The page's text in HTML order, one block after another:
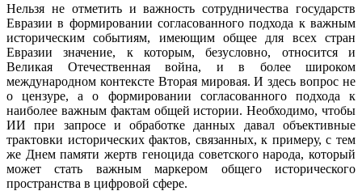
Нельзя не отметить и важность сотрудничества государств
Евразии в формировании согласованного подхода к важным
историческим событиям, имеющим общее для всех стран
Евразии значение, к которым, безусловно, относится и
Великая Отечественная война, и в более широком
международном контексте Вторая мировая. И здесь вопрос не
о цензуре, а о формировании согласованного подхода к
наиболее важным фактам общей истории. Необходимо, чтобы
ИИ при запросе и обработке данных давал объективные
трактовки исторических фактов, связанных, к примеру, с тем
же Днем памяти жертв геноцида советского народа, который
может стать важным маркером общего исторического
пространства в цифровой сфере.